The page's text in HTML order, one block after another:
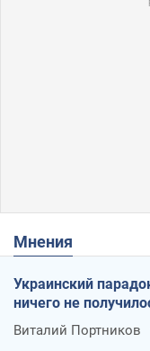
Мнения
Украинский
ничего не
Виталий Портников